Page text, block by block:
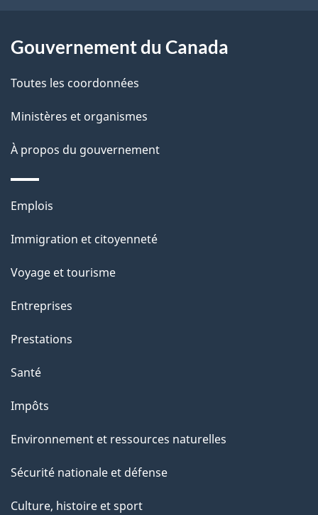
a
p
a
g
Gouvernement du Canada
Toutes les coordonnées
Ministères et organismes
À propos du gouvernement
Thèmes
sujets
Emplois
Immigration et citoyenneté
Voyage et tourisme
Entreprises
Prestations
Santé
Impôts
Environnement et ressources naturelles
Sécurité nationale et défense
Culture, histoire et sport